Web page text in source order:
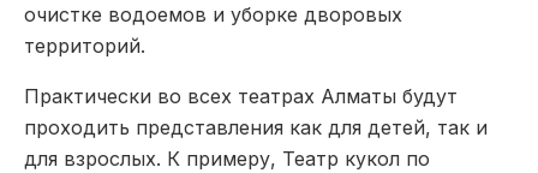
очистке водоемов и уборке дворовых
территорий.
Практически во всех театрах Алматы будут
проходить представления как для детей, так и
для взрослых. К примеру, Театр кукол по